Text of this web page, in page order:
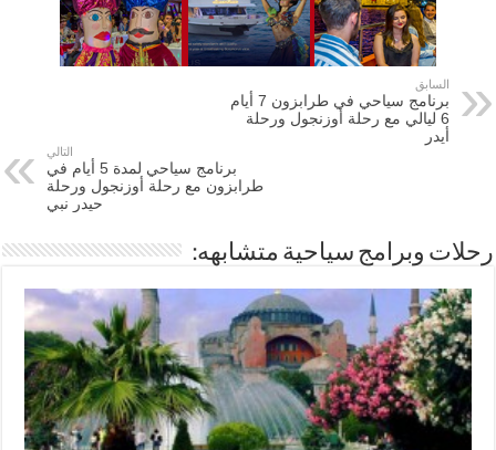
السابق
برنامج سياحي في طرابزون 7 أيام
6 ليالي مع رحلة أوزنجول ورحلة
أيدر
التالي
برنامج سياحي لمدة 5 أيام في
طرابزون مع رحلة أوزنجول ورحلة
حيدر نبي
رحلات وبرامج سياحية متشابهه: